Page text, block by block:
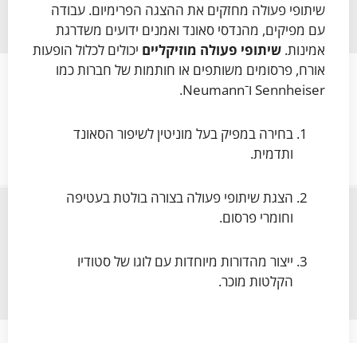
שיתופי פעולה מחזקים את ההצגה הפרימיום. עבודה
עם מפיקים, מהנדסי סאונד ואמנים ידועים משדרגת
אמינות. שיתופי פעולה מוזיקליים יכולים לכלול הופעות
אורח, פרסומים משותפים או חותמות של חברות כמו
Sennheiser ו־Neumann.
בחירה במפיק בעל מוניטין לשיפור הסאונד
ותדמית.
הצגת שיתופי פעולה בצורה בולטת בעטיפה
וחומרי פרסום.
ייצור מהדורות מיוחדות עם לוגו של סטודיו
הקלטות מוכר.